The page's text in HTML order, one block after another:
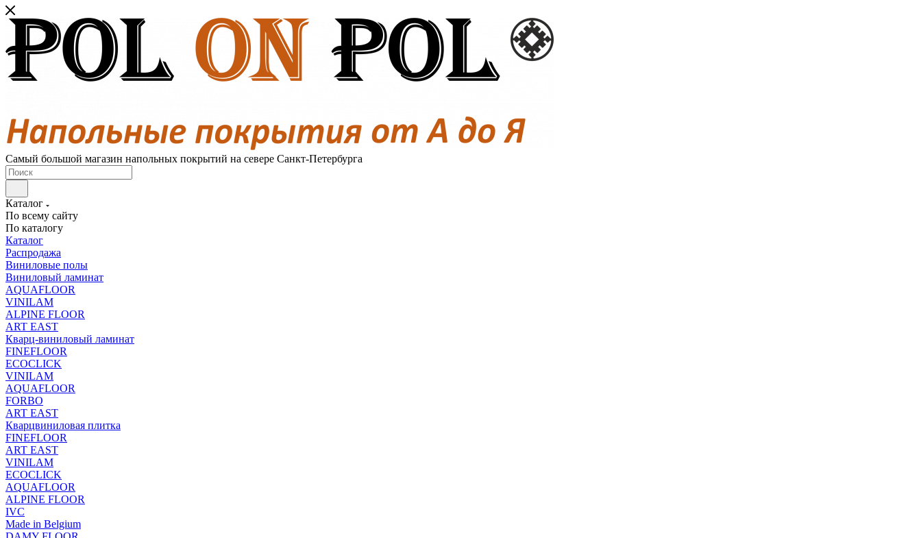
Самый большой магазин напольных покрытий на севере Санкт-Петербурга
Каталог
По всему сайту
По каталогу
Каталог
Распродажа
Виниловые полы
Виниловый ламинат
AQUAFLOOR
VINILAM
ALPINE FLOOR
ART EAST
Кварц-виниловый ламинат
FINEFLOOR
ECOCLICK
VINILAM
AQUAFLOOR
FORBO
ART EAST
Кварцвиниловая плитка
FINEFLOOR
ART EAST
VINILAM
ECOCLICK
AQUAFLOOR
ALPINE FLOOR
IVC
Made in Belgium